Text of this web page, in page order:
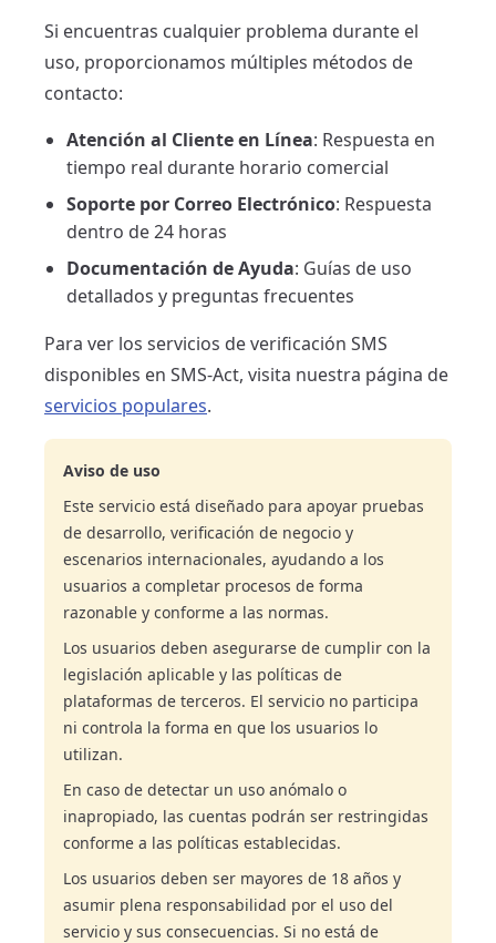
Si encuentras cualquier problema durante el
uso, proporcionamos múltiples métodos de
contacto:
Atención al Cliente en Línea: Respuesta en
tiempo real durante horario comercial
Soporte por Correo Electrónico: Respuesta
dentro de 24 horas
Documentación de Ayuda: Guías de uso
detallados y preguntas frecuentes
Para ver los servicios de verificación SMS
disponibles en SMS-Act, visita nuestra página de
servicios populares.
Aviso de uso
Este servicio está diseñado para apoyar pruebas
de desarrollo, verificación de negocio y
escenarios internacionales, ayudando a los
usuarios a completar procesos de forma
razonable y conforme a las normas.
Los usuarios deben asegurarse de cumplir con la
legislación aplicable y las políticas de
plataformas de terceros. El servicio no participa
ni controla la forma en que los usuarios lo
utilizan.
En caso de detectar un uso anómalo o
inapropiado, las cuentas podrán ser restringidas
conforme a las políticas establecidas.
Los usuarios deben ser mayores de 18 años y
asumir plena responsabilidad por el uso del
servicio y sus consecuencias. Si no está de